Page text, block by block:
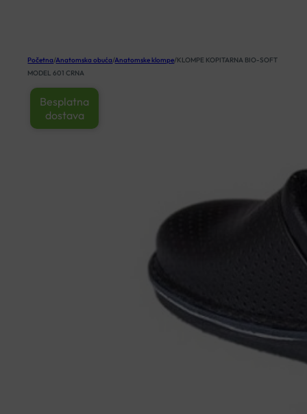
Početna/Anatomska obuća/Anatomske klompe/KLOMPE KOPITARNA BIO-SOFT
MODEL 601 CRNA
Besplatna
dostava